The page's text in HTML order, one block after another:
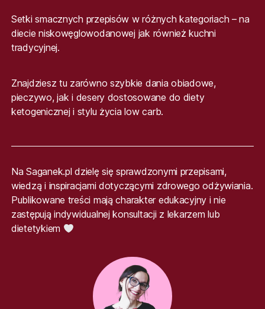
Setki smacznych przepisów w różnych kategoriach – na
diecie niskowęglowodanowej jak również kuchni
tradycyjnej.
Znajdziesz tu zarówno szybkie dania obiadowe,
pieczywo, jak i desery dostosowane do diety
ketogenicznej i stylu życia low carb.
Na Saganek.pl dzielę się sprawdzonymi przepisami,
wiedzą i inspiracjami dotyczącymi zdrowego odżywiania.
Publikowane treści mają charakter edukacyjny i nie
zastępują indywidualnej konsultacji z lekarzem lub
dietetykiem